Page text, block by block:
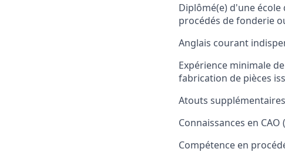
Diplômé(e) d'une école
procédés de fonderie
Anglais courant
Expérience minimale
fabrication de pièces
Atouts
Connaissances en
Compétence en